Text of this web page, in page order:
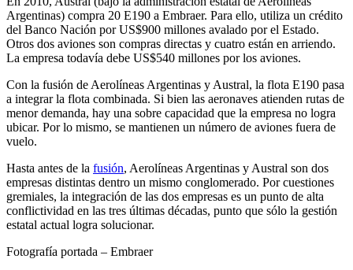
Argentinas) compra 20 E190 a Embraer. Para ello, utiliza un crédito
del Banco Nación por US$900 millones avalado por el Estado.
Otros dos aviones son compras directas y cuatro están en arriendo.
La empresa todavía debe US$540 millones por los aviones.
Con la fusión de Aerolíneas Argentinas y Austral, la flota E190 pasa
a integrar la flota combinada. Si bien las aeronaves atienden rutas de
menor demanda, hay una sobre capacidad que la empresa no logra
ubicar. Por lo mismo, se mantienen un número de aviones fuera de
vuelo.
Hasta antes de la fusión, Aerolíneas Argentinas y Austral son dos
empresas distintas dentro un mismo conglomerado. Por cuestiones
gremiales, la integración de las dos empresas es un punto de alta
conflictividad en las tres últimas décadas, punto que sólo la gestión
estatal actual logra solucionar.
Fotografía portada – Embraer